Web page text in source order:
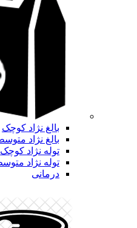
بالغ نژاد کوچک
بالغ نژاد
توله نژاد کوچک
توله نژاد
درمانی